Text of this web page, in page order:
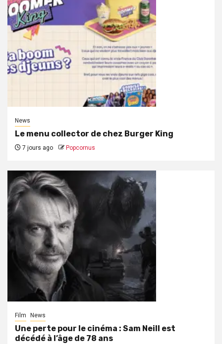
News
Le menu collector de chez Burger King
7 jours ago Popcornus
Film News
Une perte pour le cinéma : Sam Neill est
décédé à l’âge de 78 ans